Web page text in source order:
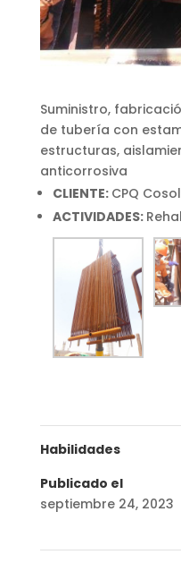
Suministro,
de tubería con
estructuras,
anticorrosiva
CLIENTE: CPQ
ACTIVIDADES:
Habilidades
Publicado el
septiembre 24, 2023